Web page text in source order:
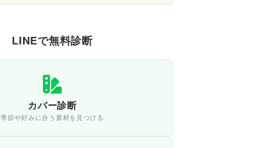
LINEで無料診断
カバー診断
季節や好みに合う素材を見つける